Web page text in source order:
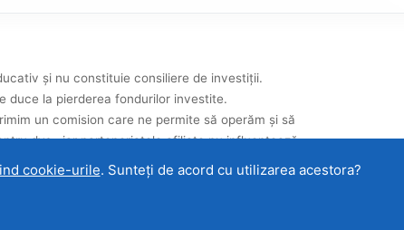
și nu constituie consiliere de investiții.
duce la pierderea fondurilor investite.
un comision care ne permite să operăm și să
dvs., iar parteneriatele afiliate nu influențează
cookie-urile. Sunteți de acord cu utilizarea acestora?